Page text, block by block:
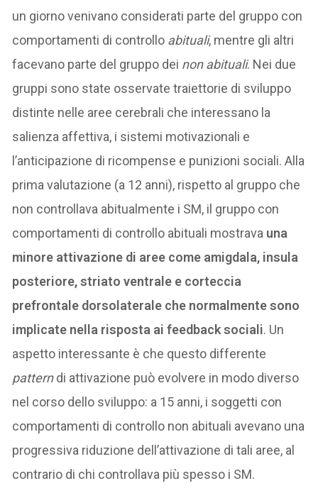
un giorno venivano considerati parte del gruppo con
comportamenti di controllo abituali, mentre gli altri
facevano parte del gruppo dei non abituali. Nei due
gruppi sono state osservate traiettorie di sviluppo
distinte nelle aree cerebrali che interessano la
salienza affettiva, i sistemi motivazionali e
l’anticipazione di ricompense e punizioni sociali. Alla
prima valutazione (a 12 anni), rispetto al gruppo che
non controllava abitualmente i SM, il gruppo con
comportamenti di controllo abituali mostrava una
minore attivazione di aree come amigdala, insula
posteriore, striato ventrale e corteccia
prefrontale dorsolaterale che normalmente sono
implicate nella risposta ai feedback sociali. Un
aspetto interessante è che questo differente
patterndi attivazione può evolvere in modo diverso
nel corso dello sviluppo: a 15 anni, i soggetti con
comportamenti di controllo non abituali avevano una
progressiva riduzione dell’attivazione di tali aree, al
contrario di chi controllava più spesso i SM.